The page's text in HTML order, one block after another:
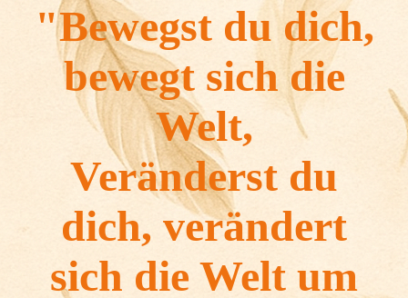
"Bewegst du dich,
bewegt sich die
Welt,
Veränderst du
dich, verändert
sich die Welt um